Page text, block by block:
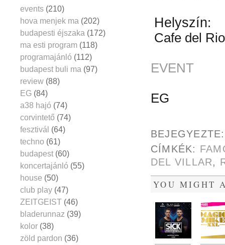
Helyszín:
Cafe del
EVENT
EG
CÍMKÉK:
DEL VILLAR,
YOU MIGHT
events (210)
hova menjek ma (202)
budapesti éjszaka (172)
ma esti program (118)
programajánló (112)
budapest buli ma (97)
review (88)
EG (84)
a38 hajó (74)
corvintető (74)
fesztivál (64)
techno (61)
budapest (60)
koncertajánló (55)
house (50)
club play (47)
ZEITGEIST (46)
bladerunnaz (39)
kolor (38)
zöld pardon (36)